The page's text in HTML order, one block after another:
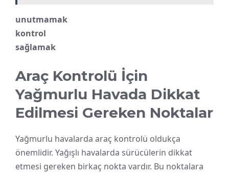
unutmamak
kontrol
sağlamak
Araç Kontrolü İçin
Yağmurlu Havada Dikkat
Edilmesi Gereken Noktalar
Yağmurlu havalarda araç kontrolü oldukça
önemlidir. Yağışlı havalarda sürücülerin dikkat
etmesi gereken birkaç nokta vardır. Bu noktalara